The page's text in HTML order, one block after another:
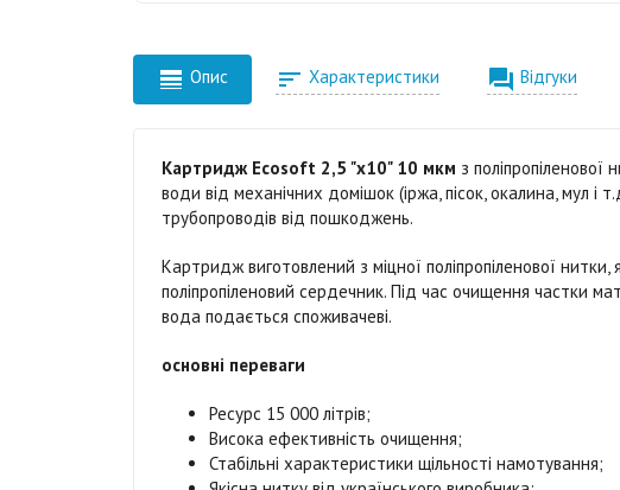
 Опис  Характеристики  Відгуки
Картридж Ecosoft 2,5 "x10" 10 мкм з
води від механічних домішок (іржа, пісок, окалина, мул і
трубопроводів від пошкоджень.
Картридж виготовлений з міцної поліпропіленової
поліпропіленовий сердечник. Під час очищення частки
вода подається споживачеві.
основні переваги
Ресурс 15 000 літрів;
Висока ефективність очищення;
Стабільні характеристики щільності намотування;